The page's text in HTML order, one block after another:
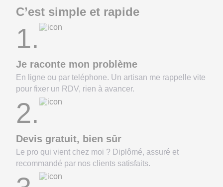
C’est simple et rapide
1.
Je raconte mon problème
En ligne ou par teléphone. Un artisan me rappelle vite
pour fixer un RDV, rien à avancer.
2.
Devis gratuit, bien sûr
Le pro qui vient chez moi ? Diplômé, assuré et
recommandé par nos clients satisfaits.